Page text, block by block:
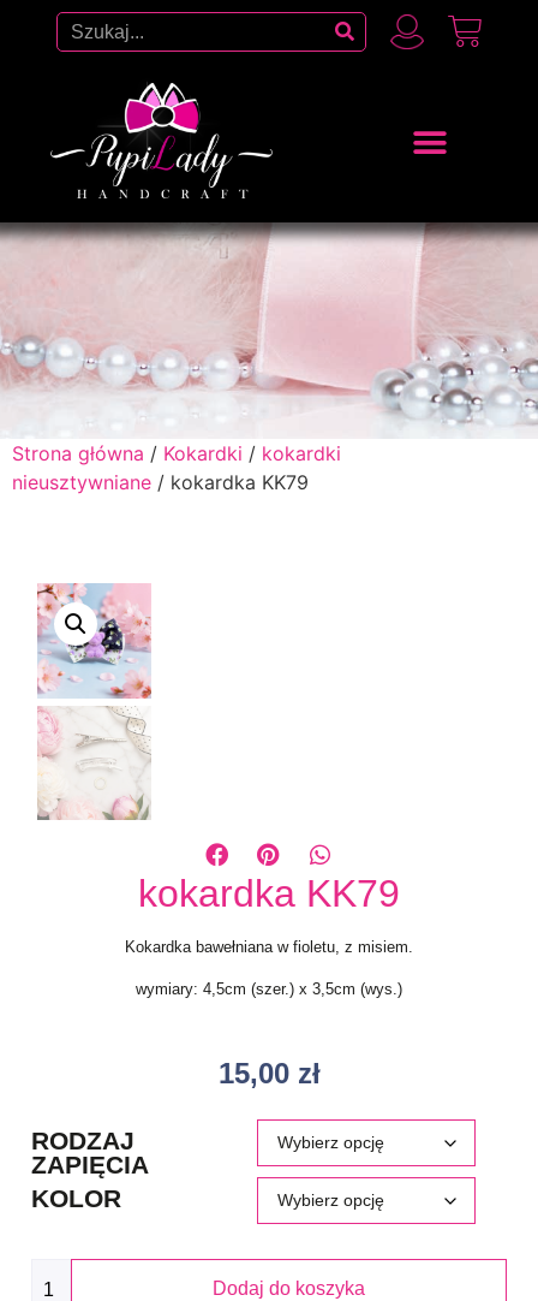
Strona główna / Kokardki / kokardki
nieusztywniane / kokardka KK79
kokardka KK79
Kokardka bawełniana w fioletu, z misiem.
wymiary: 4,5cm (szer.) x 3,5cm (wys.)
15,00 zł
RODZAJ
ZAPIĘCIA
KOLOR
Dodaj do koszyka